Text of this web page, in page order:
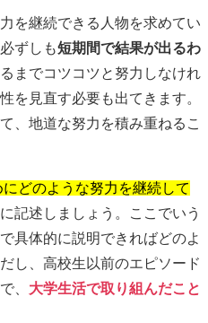
を継続できる人物を求めてい
ずしも短期間で結果が出るわ
までコツコツと努力しなけれ
を見直す必要も出てきます。
、地道な努力を積み重ねるこ
にどのような努力を継続して
記述しましょう。ここでいう
具体的に説明できればどのよ
し、高校生以前のエピソード
、 大学生活で取り組んだこと